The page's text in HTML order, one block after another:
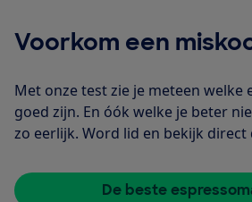
Voorkom een
Met onze test zie je meteen welke
goed zijn. En óók welke je beter
zo eerlijk. Word lid en bekijk
De beste